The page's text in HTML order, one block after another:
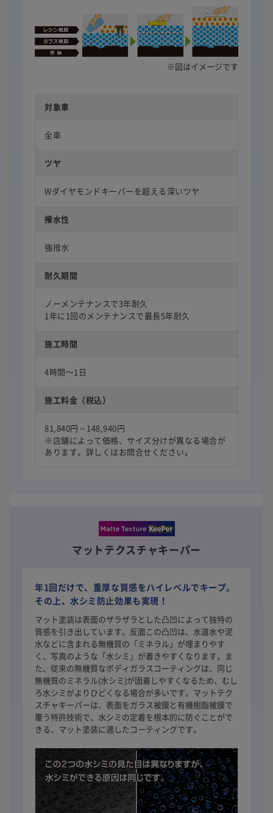
※図はイメージです
対象車
全車
ツヤ
Wダイヤモンドキーパーを超える深いツヤ
撥水性
強撥水
耐久期間
ノーメンテナンスで3年耐久
1年に1回のメンテナンスで最長5年耐久
施工時間
4時間〜1日
施工料金（税込）
81,840円～148,940円
※店舗によって価格、サイズ分けが異なる場合が
あります。詳しくはお問合せください。
マットテクスチャキーパー
年1回だけで、重厚な質感をハイレベルでキープ。
その上、水シミ防止効果も実現！
マット塗装は表面のザラザラとした凸凹によって独特の
質感を引き出しています。反面この凸凹は、水道水や泥
水などに含まれる無機質の「ミネラル」が埋まりやす
く、写真のような「水シミ」が着きやすくなります。ま
た、従来の無機質なボディガラスコーティングは、同じ
無機質のミネラル(水シミ)が固着しやすくなるため、むし
ろ水シミがよりひどくなる場合が多いです。マットテク
スチャキーパーは、表面をガラス被膜と有機樹脂被膜で
覆う特許技術で、水シミの定着を根本的に防ぐことがで
きる、マット塗装に適したコーティングです。